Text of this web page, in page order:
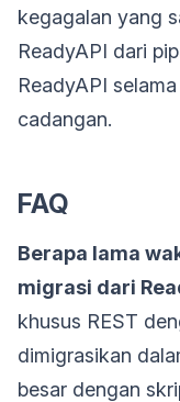
kegagalan yang
ReadyAPI dari
ReadyAPI
cadangan.
FAQ
Berapa lama
migrasi dari
khusus REST
dimigrasikan
besar dengan